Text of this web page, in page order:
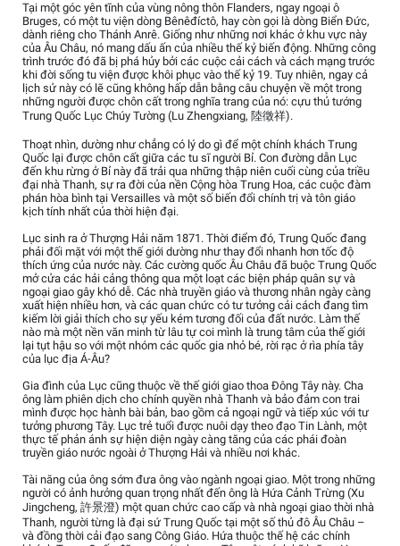
Tại một góc yên tĩnh của vùng nông thôn Flanders, ngay ngoại ô
Bruges, có một tu viện dòng Bênêđíctô, hay còn gọi là dòng Biển Đức,
dành riêng cho Thánh Anrê. Giống như những nơi khác ở khu vực này
của Âu Châu, nó mang dấu ấn của nhiều thế kỷ biến động. Những công
trình trước đó đã bị phá hủy bởi các cuộc cải cách và cách mạng trước
khi đời sống tu viện được khôi phục vào thế kỷ 19. Tuy nhiên, ngay cả
lịch sử này có lẽ cũng không hấp dẫn bằng câu chuyện về một trong
những người được chôn cất trong nghĩa trang của nó: cựu thủ tướng
Trung Quốc Lục Chúy Tường (Lu Zhengxiang, 陸徵祥).
Thoạt nhìn, dường như chẳng có lý do gì để một chính khách Trung
Quốc lại được chôn cất giữa các tu sĩ người Bỉ. Con đường dẫn Lục
đến khu rừng ở Bỉ này đã trải qua những thập niên cuối cùng của triều
đại nhà Thanh, sự ra đời của nền Cộng hòa Trung Hoa, các cuộc đàm
phán hòa bình tại Versailles và một số biến đổi chính trị và tôn giáo
kịch tính nhất của thời hiện đại.
Lục sinh ra ở Thượng Hải năm 1871. Thời điểm đó, Trung Quốc đang
phải đối mặt với một thế giới dường như thay đổi nhanh hơn tốc độ
thích ứng của nước này. Các cường quốc Âu Châu đã buộc Trung Quốc
mở cửa các hải cảng thông qua một loạt các biện pháp quân sự và
ngoại giao gây khó dễ. Các nhà truyền giáo và thương nhân ngày càng
xuất hiện nhiều hơn, và các quan chức có tư tưởng cải cách đang tìm
kiếm lời giải thích cho sự yếu kém tương đối của đất nước. Làm thế
nào mà một nền văn minh từ lâu tự coi mình là trung tâm của thế giới
lại tụt hậu so với một nhóm các quốc gia nhỏ bé, rời rạc ở rìa phía tây
của lục địa Á-Âu?
Gia đình của Lục cũng thuộc về thế giới giao thoa Đông Tây này. Cha
ông làm phiên dịch cho chính quyền nhà Thanh và bảo đảm con trai
mình được học hành bài bản, bao gồm cả ngoại ngữ và tiếp xúc với tư
tưởng phương Tây. Lục trẻ tuổi được nuôi dạy theo đạo Tin Lành, một
thực tế phản ánh sự hiện diện ngày càng tăng của các phái đoàn
truyền giáo nước ngoài ở Thượng Hải và nhiều nơi khác.
Tài năng của ông sớm đưa ông vào ngành ngoại giao. Một trong những
người có ảnh hưởng quan trọng nhất đến ông là Hứa Cảnh Trừng (Xu
Jingcheng, 許景澄) một quan chức cao cấp và nhà ngoại giao thời nhà
Thanh, người từng là đại sứ Trung Quốc tại một số thủ đô Âu Châu –
và đồng thời cải đạo sang Công Giáo. Hứa thuộc thế hệ các chính